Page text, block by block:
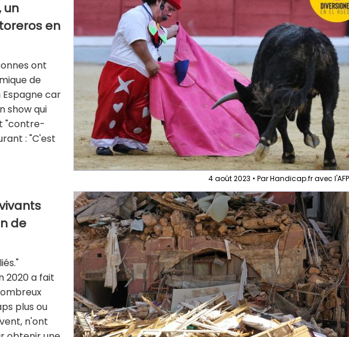
un
en
ont
de
car
show qui
"contre-
: "C'est
4 août 2023 • Par Handicap.fr avec
de
2020 a fait
plus ou
n'ont